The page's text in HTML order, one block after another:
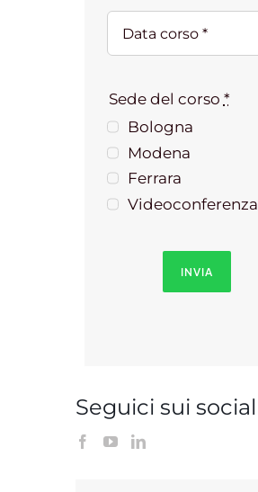
Sede del corso *
Bologna
Modena
Ferrara
Videoconferenza
INVIA
Seguici sui social